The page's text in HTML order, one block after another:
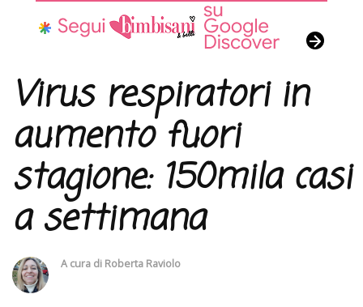
Virus respiratori in
aumento fuori
stagione: 150mila casi
a settimana
A cura di Roberta Raviolo